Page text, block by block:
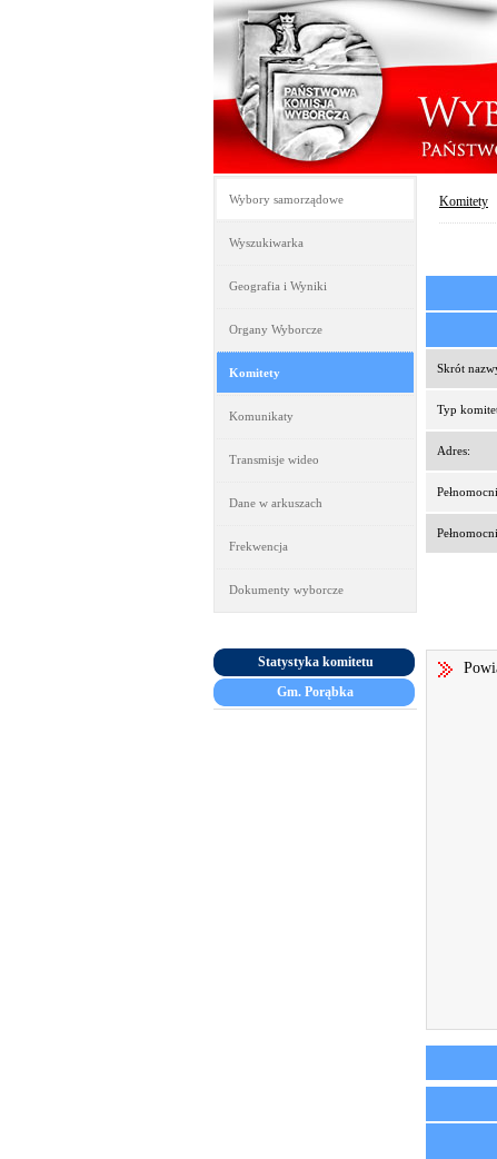
Wybory samorządowe
Wyszukiwarka
Geografia i Wyniki
Organy Wyborcze
Komitety
Komunikaty
Transmisje wideo
Dane w arkuszach
Frekwencja
Dokumenty wyborcze
Komitety
Skrót
Typ
Adres:
Statystyka komitetu
Gm. Porąbka